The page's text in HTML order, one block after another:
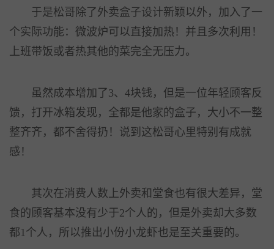
于是松哥除了外卖盒子设计新颖以外，加入了一
个实际功能：微波炉可以直接加热！并且多次利用！
上班带饭或者热其他的菜完全无压力。
虽然成本增加了3、4块钱，但是一位年轻顾客反
馈，打开冰箱发现，全都是他家的盒子，大小不一整
整齐齐，都不舍得扔！说到这松哥心里特别有成就
感！
其次在消费人数上外卖和堂食也有很大差异，堂
食的顾客基本没有少于2个人的，但是外卖却大多数
都1个人，所以推出小份小龙虾也是至关重要的。